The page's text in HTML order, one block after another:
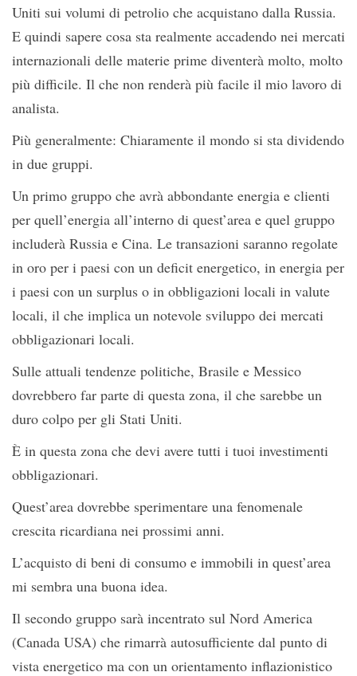
Uniti sui volumi di petrolio che acquistano dalla Russia.
E quindi sapere cosa sta realmente accadendo nei mercati
internazionali delle materie prime diventerà molto, molto
più difficile. Il che non renderà più facile il mio lavoro di
analista.
Più generalmente: Chiaramente il mondo si sta dividendo
in due gruppi.
Un primo gruppo che avrà abbondante energia e clienti
per quell’energia all’interno di quest’area e quel gruppo
includerà Russia e Cina. Le transazioni saranno regolate
in oro per i paesi con un deficit energetico, in energia per
i paesi con un surplus o in obbligazioni locali in valute
locali, il che implica un notevole sviluppo dei mercati
obbligazionari locali.
Sulle attuali tendenze politiche, Brasile e Messico
dovrebbero far parte di questa zona, il che sarebbe un
duro colpo per gli Stati Uniti.
È in questa zona che devi avere tutti i tuoi investimenti
obbligazionari.
Quest’area dovrebbe sperimentare una fenomenale
crescita ricardiana nei prossimi anni.
L’acquisto di beni di consumo e immobili in quest’area
mi sembra una buona idea.
Il secondo gruppo sarà incentrato sul Nord America
(Canada USA) che rimarrà autosufficiente dal punto di
vista energetico ma con un orientamento inflazionistico